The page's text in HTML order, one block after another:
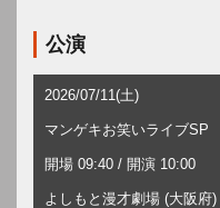
公演
2026/07/11(土)
マンゲキお笑いライブSP
開場 09:40 / 開演 10:00
よしもと漫才劇場 (大阪府)